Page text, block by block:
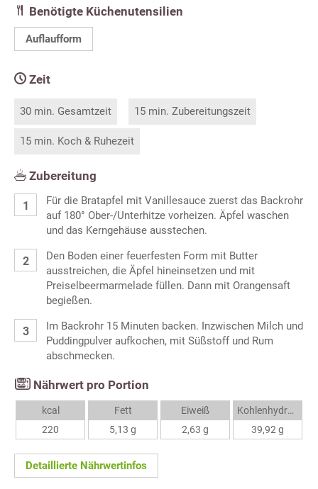
Benötigte Küchenutensilien
Auflaufform
Zeit
30 min. Gesamtzeit 15 min. Zubereitungszeit
15 min. Koch & Ruhezeit
Zubereitung
Für die Bratapfel mit Vanillesauce zuerst das Backrohr
auf 180° Ober-/Unterhitze vorheizen. Äpfel waschen
und das Kerngehäuse ausstechen.
Den Boden einer feuerfesten Form mit Butter
ausstreichen, die Äpfel hineinsetzen und mit
Preiselbeermarmelade füllen. Dann mit Orangensaft
begießen.
Im Backrohr 15 Minuten backen. Inzwischen Milch und
Puddingpulver aufkochen, mit Süßstoff und Rum
abschmecken.
Nährwert pro Portion
kcal
220
Fett
5,13 g
Eiweiß
2,63 g
Kohlenhydrate
39,92 g
Detaillierte Nährwertinfos